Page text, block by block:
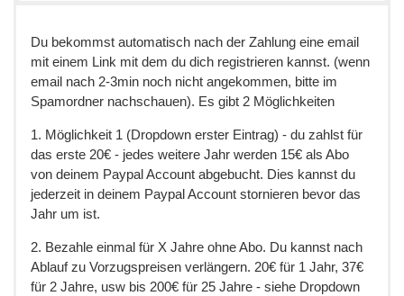
Du bekommst automatisch nach der Zahlung eine email
mit einem Link mit dem du dich registrieren kannst. (wenn
email nach 2-3min noch nicht angekommen, bitte im
Spamordner nachschauen). Es gibt 2 Möglichkeiten
1. Möglichkeit 1 (Dropdown erster Eintrag) - du zahlst für
das erste 20€ - jedes weitere Jahr werden 15€ als Abo
von deinem Paypal Account abgebucht. Dies kannst du
jederzeit in deinem Paypal Account stornieren bevor das
Jahr um ist.
2. Bezahle einmal für X Jahre ohne Abo. Du kannst nach
Ablauf zu Vorzugspreisen verlängern. 20€ für 1 Jahr, 37€
für 2 Jahre, usw bis 200€ für 25 Jahre - siehe Dropdown